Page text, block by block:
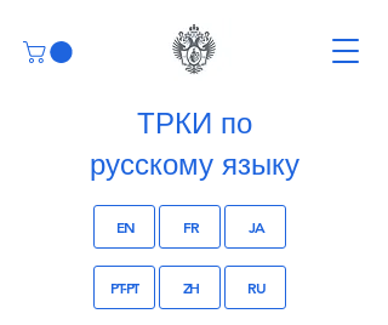
ТРКИ по
русскому языку
EN FR JA
PT-PT ZH RU